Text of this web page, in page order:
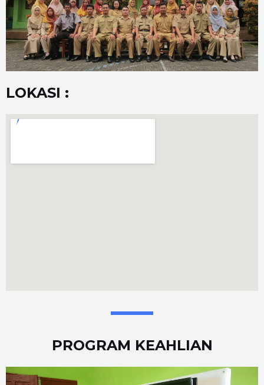
LOKASI :
PROGRAM KEAHLIAN